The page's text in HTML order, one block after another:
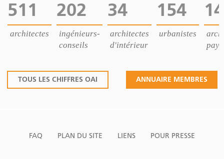
511
architectes
202
ingénieurs-
conseils
34
architectes
d'intérieur
154
urbanistes
14
TOUS LES CHIFFRES OAI ANNUAIRE MEMBRES
FAQ PLAN DU SITE LIENS POUR PRESSE